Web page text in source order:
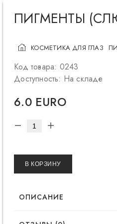
ПИГМЕНТЫ
КОСМЕТИКА ДЛЯ ГЛАЗ
Код товара: 0243
Доступность: На складе
6.0 EURO
В КОРЗИНУ
ОПИСАНИЕ